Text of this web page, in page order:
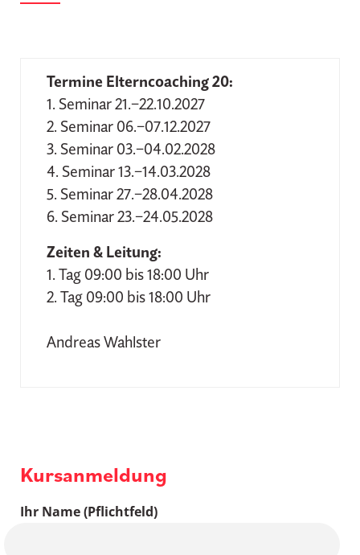
Termine Elterncoaching 20:
1. Seminar 21.–22.10.2027
2. Seminar 06.–07.12.2027
3. Seminar 03.–04.02.2028
4. Seminar 13.–14.03.2028
5. Seminar 27.–28.04.2028
6. Seminar 23.–24.05.2028
Zeiten & Leitung:
1. Tag 09:00 bis 18:00 Uhr
2. Tag 09:00 bis 18:00 Uhr
Andreas Wahlster
Kursanmeldung
Ihr Name (Pflichtfeld)